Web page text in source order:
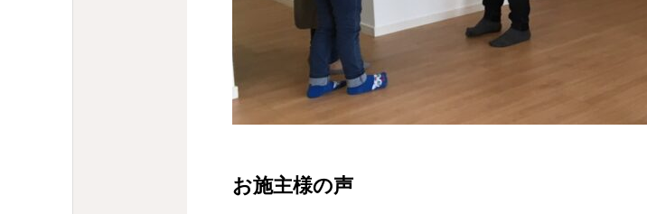
お施主様の声